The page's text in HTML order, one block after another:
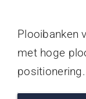
Plooibanken
met hoge
positionering.